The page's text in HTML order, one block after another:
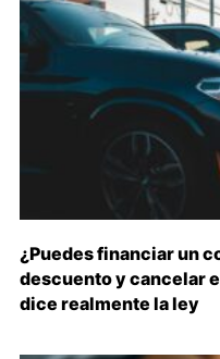
¿Puedes financiar un
descuento y cancelar
dice realmente la ley